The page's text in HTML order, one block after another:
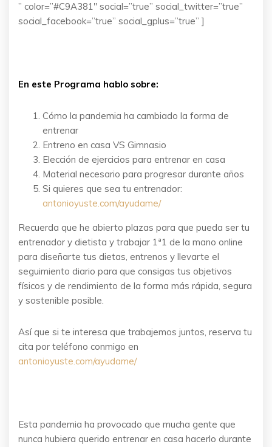
” color=”#C9A381″ social=”true” social_twitter=”true”
social_facebook=”true” social_gplus=”true” ]
En este Programa hablo sobre:
Cómo la pandemia ha cambiado la forma de
entrenar
Entreno en casa VS Gimnasio
Elección de ejercicios para entrenar en casa
Material necesario para progresar durante años
Si quieres que sea tu entrenador:
antonioyuste.com/ayudame/
Recuerda que he abierto plazas para que pueda ser tu
entrenador y dietista y trabajar 1ª1 de la mano online
para diseñarte tus dietas, entrenos y llevarte el
seguimiento diario para que consigas tus objetivos
físicos y de rendimiento de la forma más rápida, segura
y sostenible posible.
Así que si te interesa que trabajemos juntos, reserva tu
cita por teléfono conmigo en
antonioyuste.com/ayudame/
Esta pandemia ha provocado que mucha gente que
nunca hubiera querido entrenar en casa hacerlo durante